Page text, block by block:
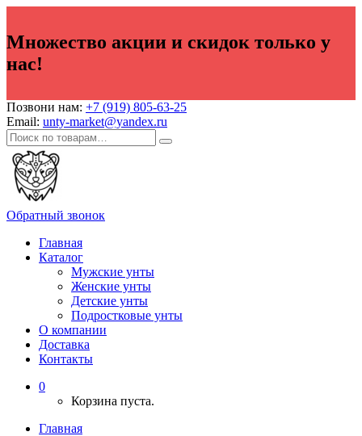
Множество акции и скидок только у
нас!
Позвони нам: +7 (919) 805-63-25
Email: unty-market@yandex.ru
Обратный звонок
Главная
Каталог
Мужские унты
Женские унты
Детские унты
Подростковые унты
О компании
Доставка
Контакты
0
Корзина пуста.
Главная